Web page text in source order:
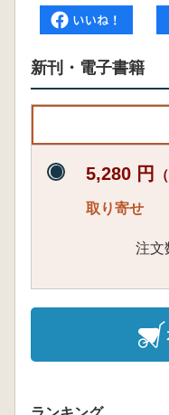
新刊・電子書籍
5,280 円
取り寄せ
注文